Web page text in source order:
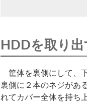
HDDを取り
筐体を裏側にして、
裏側に２本のネジがあ
れてカバー全体を持ち